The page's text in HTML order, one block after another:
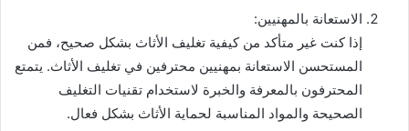
الاستعانة بالمهنيين:
إذا كنت غير متأكد من كيفية تغليف الأثاث بشكل صحيح، فمن
المستحسن الاستعانة بمهنيين محترفين في تغليف الأثاث. يتمتع
المحترفون بالمعرفة والخبرة لاستخدام تقنيات التغليف
الصحيحة والمواد المناسبة لحماية الأثاث بشكل فعال.